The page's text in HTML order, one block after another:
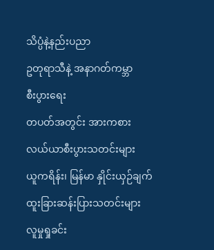
သိပ္ပံနဲ့နည်းပညာ
ဥတုရာသီနဲ့ အနာဂတ်ကမ္ဘာ
စီးပွားရေး
တပတ်အတွင်း အားကစား
လယ်ယာစီးပွားသတင်းများ
ယူကရိန်း၊ မြန်မာ နှိုင်းယှဉ်ချက်
ထူးခြားဆန်းပြားသတင်းများ
လူမှုရှုခင်း